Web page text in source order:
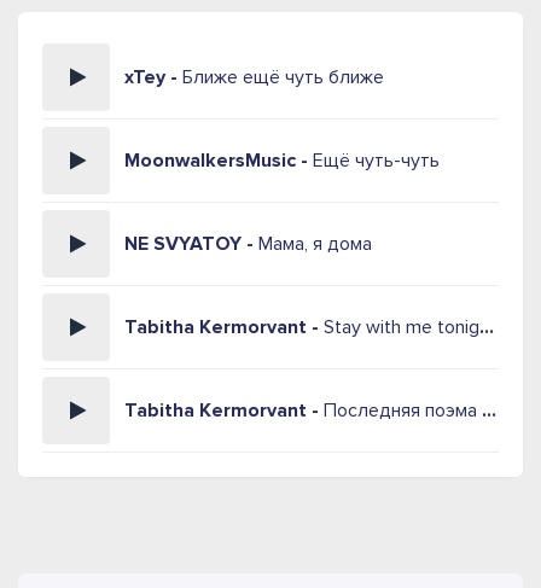
xTey - Ближе ещё чуть ближе
MoonwalkersMusic - Ещё чуть-чуть
NE SVYATOY - Мама, я дома
Tabitha Kermorvant - Stay with me tonight (AI кавер на песню Patty Ryan)
Tabitha Kermorvant - Последняя поэма (AI кавер на песню Ирины Отиевой)